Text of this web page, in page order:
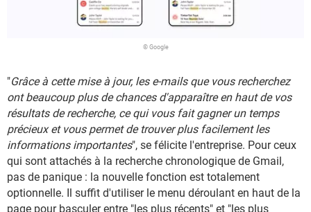
© Google
"Grâce à cette mise à jour, les e-mails que vous recherchez
ont beaucoup plus de chances d'apparaître en haut de vos
résultats de recherche, ce qui vous fait gagner un temps
précieux et vous permet de trouver plus facilement les
informations importantes", se félicite l'entreprise. Pour ceux
qui sont attachés à la recherche chronologique de Gmail,
pas de panique : la nouvelle fonction est totalement
optionnelle. Il suffit d'utiliser le menu déroulant en haut de la
page pour basculer entre "les plus récents" et "les plus